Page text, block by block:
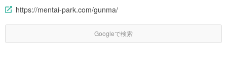
https://mentai-park.com/gunma/
Googleで検索